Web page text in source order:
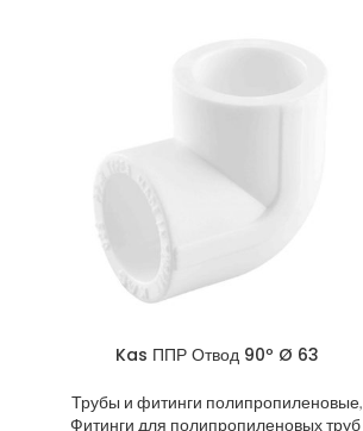
Kas ППР Отвод 90º Ø 63
Трубы и фитинги полипропиленовые,
Фитинги для полипропиленовых труб